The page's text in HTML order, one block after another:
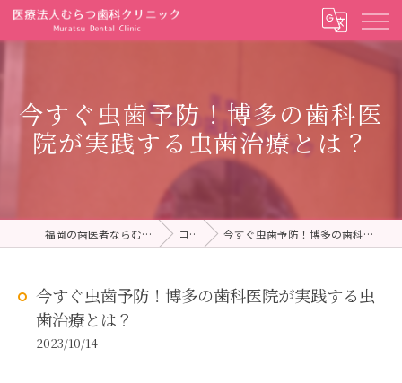
今すぐ虫歯予防！博多の歯科医
院が実践する虫歯治療とは？
福岡の歯医者ならむらつ歯科クリニック コラム 今すぐ虫歯予防！博多の歯科医院が実践する虫歯治療とは？
今すぐ虫歯予防！博多の歯科医院が実践する虫
歯治療とは？
2023/10/14